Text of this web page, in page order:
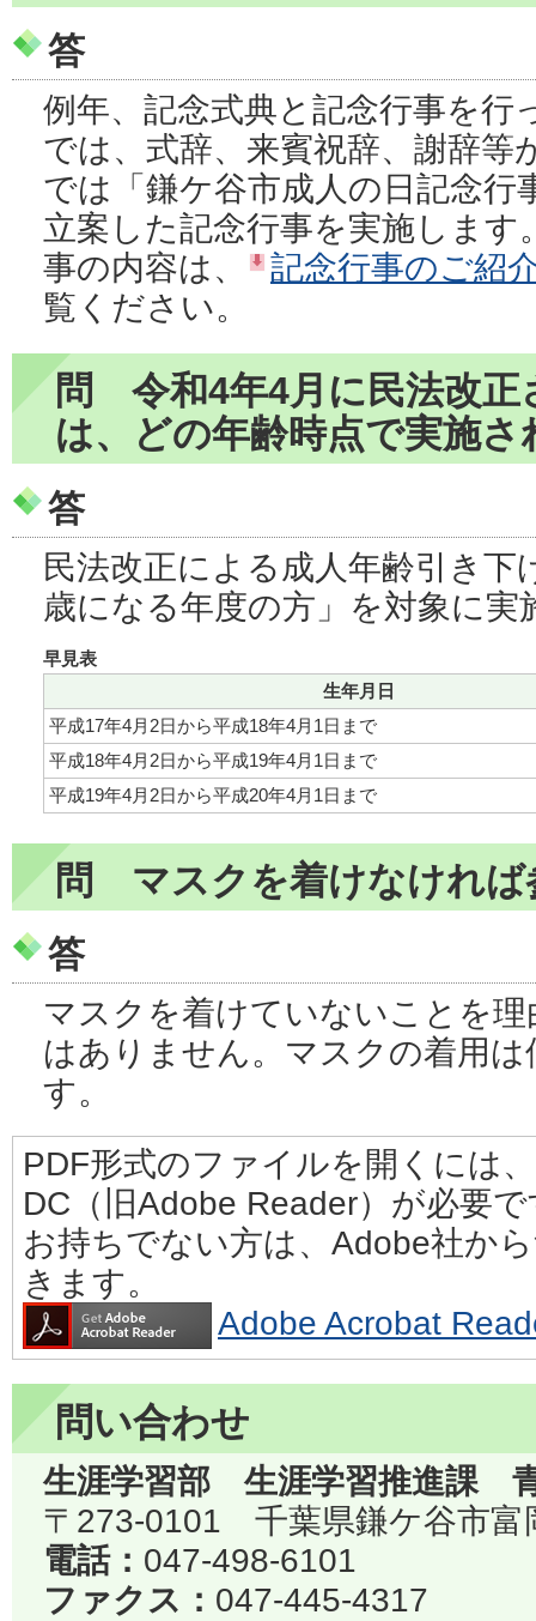
答
例年、記念式典と記念行事を行
では、式辞、来賓祝辞、謝辞等
では「鎌ケ谷市成人の日記念行
立案した記念行事を実施します
事の内容は、
記念行事のご紹
覧ください。
問 令和4年4月に民法改正
は、どの年齢時点で実施さ
答
民法改正による成人年齢引き
歳になる年度の方」を対象に実
早見表
生年月日
平成17年4月2日から平成18年4月1日まで
平成18年4月2日から平成19年4月1日まで
平成19年4月2日から平成20年4月1日まで
問 マスクを着けなければ
答
マスクを着けていないことを
はありません。マスクの着用
す。
PDF形式のファイルを開くには
DC（旧Adobe Reader）が必要
お持ちでない方は、Adobe社か
きます。
Adobe Acrobat
問い合わせ
生涯学習部 生涯学習推進課
〒273-0101 千葉県鎌ケ谷市富
電話： 047-498-6101
ファクス： 047-445-4317